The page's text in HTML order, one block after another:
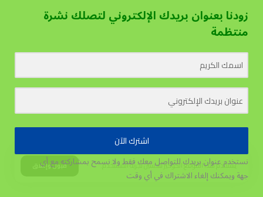
يستخدم هذا الموقع الكوكيز لتحسين تجربة المستخدم. قبول وإغلاق
زودنا بعنوان بريدك الإلكتروني لتصلك نشرة
منتظمة
اشترك الآن
نستخدم عنوان بريدك للتواصل معك فقط ولا نسمح بمشاركته مع أي
جهةويمكنك إلغاء الاشتراك في أي وقت